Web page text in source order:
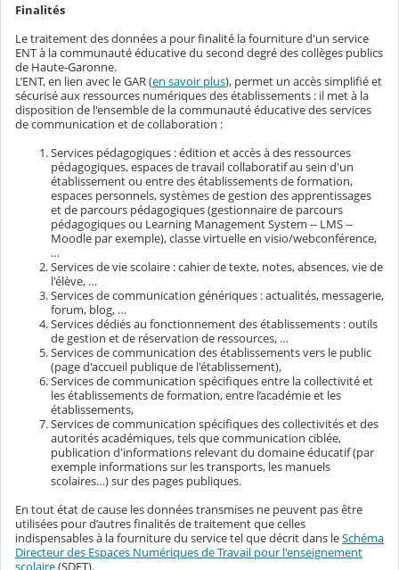
Finalités
Le traitement des données a pour finalité la fourniture d'un service
ENT à la communauté éducative du second degré des collèges publics
de Haute-Garonne.
L’ENT, en lien avec le GAR (en savoir plus), permet un accès simplifié et
sécurisé aux ressources numériques des établissements : il met à la
disposition de l'ensemble de la communauté éducative des services
de communication et de collaboration :
Services pédagogiques : édition et accès à des ressources
pédagogiques, espaces de travail collaboratif au sein d'un
établissement ou entre des établissements de formation,
espaces personnels, systèmes de gestion des apprentissages
et de parcours pédagogiques (gestionnaire de parcours
pédagogiques ou Learning Management System -- LMS --
Moodle par exemple), classe virtuelle en visio/webconférence,
…
Services de vie scolaire : cahier de texte, notes, absences, vie de
l'élève, …
Services de communication génériques : actualités, messagerie,
forum, blog, …
Services dédiés au fonctionnement des établissements : outils
de gestion et de réservation de ressources, …
Services de communication des établissements vers le public
(page d'accueil publique de l'établissement),
Services de communication spécifiques entre la collectivité et
les établissements de formation, entre l’académie et les
établissements,
Services de communication spécifiques des collectivités et des
autorités académiques, tels que communication ciblée,
publication d'informations relevant du domaine éducatif (par
exemple informations sur les transports, les manuels
scolaires…) sur des pages publiques.
En tout état de cause les données transmises ne peuvent pas être
utilisées pour d’autres finalités de traitement que celles
indispensables à la fourniture du service tel que décrit dans leSchéma
Directeur des Espaces Numériques de Travail pour l'enseignement
scolaire(SDET).